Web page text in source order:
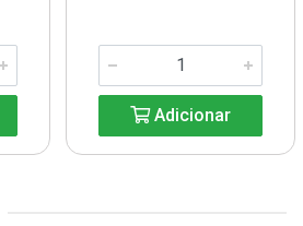
Adicionar